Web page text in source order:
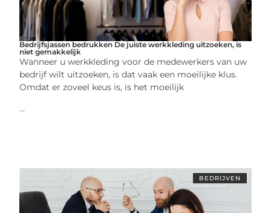
Bedrijfsjassen bedrukken De juiste werkkleding uitzoeken, is
niet gemakkelijk
Wanneer u werkkleding voor de medewerkers van uw
bedrijf wilt uitzoeken, is dat vaak een moeilijke klus.
Omdat er zoveel keus is, is het moeilijk
...
BEDRIJVEN